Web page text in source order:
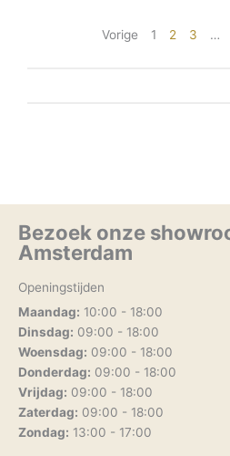
Vorige 1 2 3 …
Bezoek onze
Amsterdam
Openingstijden
Maandag: 10:00 - 18:00
Dinsdag: 09:00 - 18:00
Woensdag: 09:00 - 18:00
Donderdag: 09:00 - 18:00
Vrijdag: 09:00 - 18:00
Zaterdag: 09:00 - 18:00
Zondag: 13:00 - 17:00